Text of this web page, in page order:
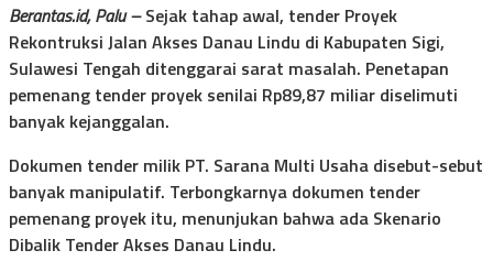
Berantas.id, Palu –Sejak tahap awal, tender Proyek
Rekontruksi Jalan Akses Danau Lindu di Kabupaten Sigi,
Sulawesi Tengah ditenggarai sarat masalah. Penetapan
pemenang tender proyek senilai Rp89,87 miliar diselimuti
banyak kejanggalan.
Dokumen tender milik PT. Sarana Multi Usaha disebut-sebut
banyak manipulatif. Terbongkarnya dokumen tender
pemenang proyek itu, menunjukan bahwa ada Skenario
Dibalik Tender Akses Danau Lindu.